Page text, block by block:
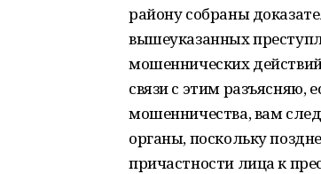
району собраны
вышеуказанных
мошеннических
связи с этим разъясняю,
мошенничества, вам
органы, поскольку
причастности лица к